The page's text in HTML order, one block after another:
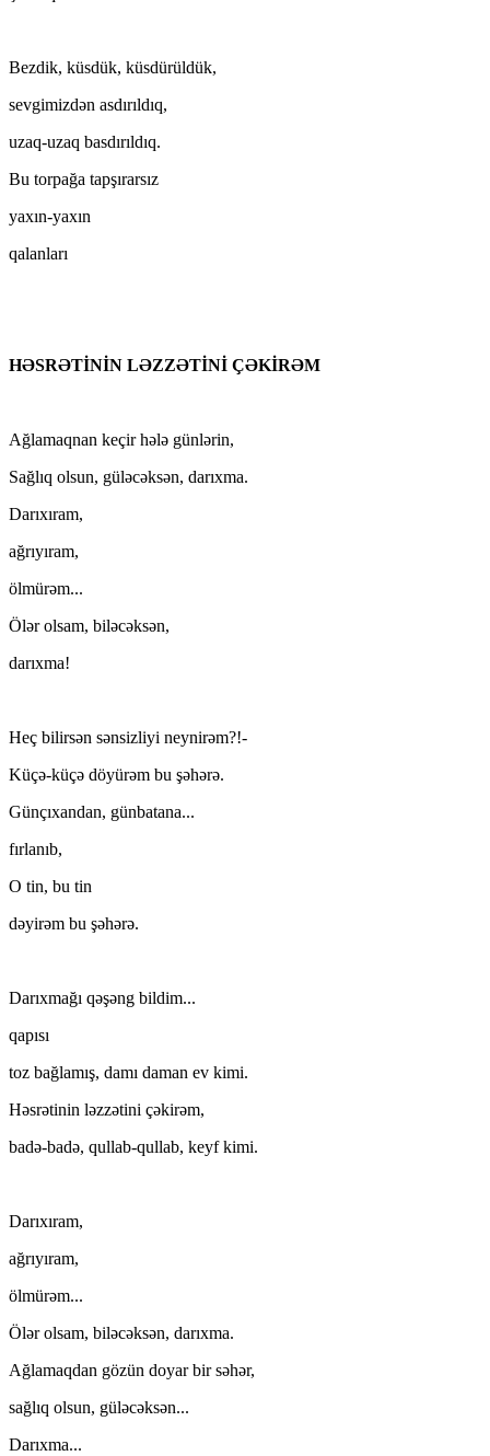
Bezdik, küsdük, küsdürüldük,
sevgimizdən asdırıldıq,
uzaq-uzaq basdırıldıq.
Bu torpağa tapşırarsız
yaxın-yaxın
qalanları
HƏSRƏTİNİN LƏZZƏTİNİ ÇƏKİRƏM
Ağlamaqnan keçir hələ günlərin,
Sağlıq olsun, güləcəksən, darıxma.
Darıxıram,
ağrıyıram,
ölmürəm...
Ölər olsam, biləcəksən,
darıxma!
Heç bilirsən sənsizliyi neynirəm?!-
Küçə-küçə döyürəm bu şəhərə.
Günçıxandan, günbatana...
fırlanıb,
O tin, bu tin
dəyirəm bu şəhərə.
Darıxmağı qəşəng bildim...
qapısı
toz bağlamış, damı daman ev kimi.
Həsrətinin ləzzətini çəkirəm,
badə-badə, qullab-qullab, keyf kimi.
Darıxıram,
ağrıyıram,
ölmürəm...
Ölər olsam, biləcəksən, darıxma.
Ağlamaqdan gözün doyar bir səhər,
sağlıq olsun, güləcəksən...
Darıxma...